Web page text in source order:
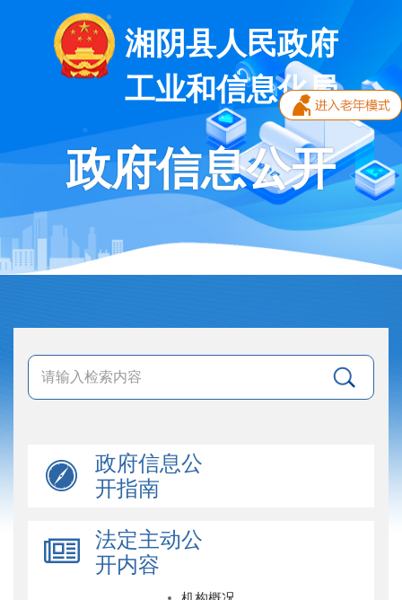
湘阴县人民政府
工业和信息化局
政府信息公开
政府信息公
开指南
法定主动公
开内容